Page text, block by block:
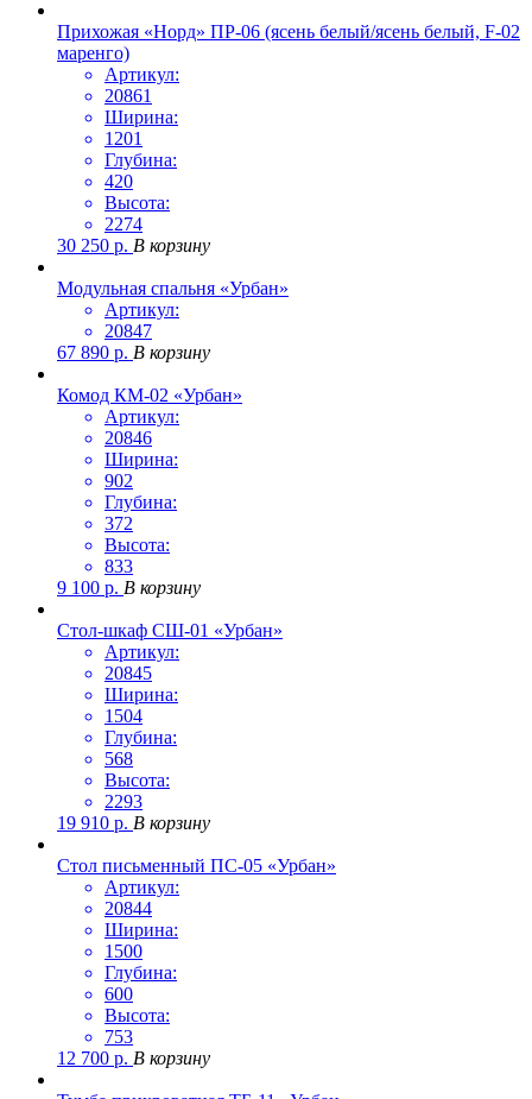
Прихожая «Норд» ПР-06 (ясень белый/ясень белый, F-02
маренго)
Артикул:
20861
Ширина:
1201
Глубина:
420
Высота:
2274
30 250 р. В корзину
Модульная спальня «Урбан»
Артикул:
20847
67 890 р. В корзину
Комод КМ-02 «Урбан»
Артикул:
20846
Ширина:
902
Глубина:
372
Высота:
833
9 100 р. В корзину
Стол-шкаф СШ-01 «Урбан»
Артикул:
20845
Ширина:
1504
Глубина:
568
Высота:
2293
19 910 р. В корзину
Стол письменный ПС-05 «Урбан»
Артикул:
20844
Ширина:
1500
Глубина:
600
Высота:
753
12 700 р. В корзину